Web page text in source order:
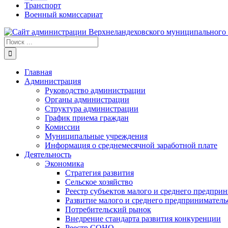
Транспорт
Военный комиссариат
Результат
поиска:
Главная
Администрация
Руководство администрации
Органы администрации
Структура администрации
График приема граждан
Комиссии
Муниципальные учреждения
Информация о среднемесячной заработной плате
Деятельность
Экономика
Стратегия развития
Сельское хозяйство
Реестр субъектов малого и среднего
Развитие малого и среднего
Потребительский рынок
Внедрение стандарта развития конкуренции